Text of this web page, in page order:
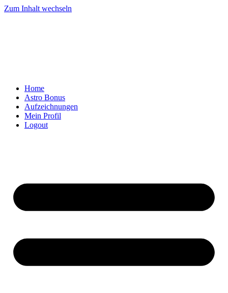
Zum Inhalt wechseln
Home
Astro Bonus
Aufzeichnungen
Mein Profil
Logout